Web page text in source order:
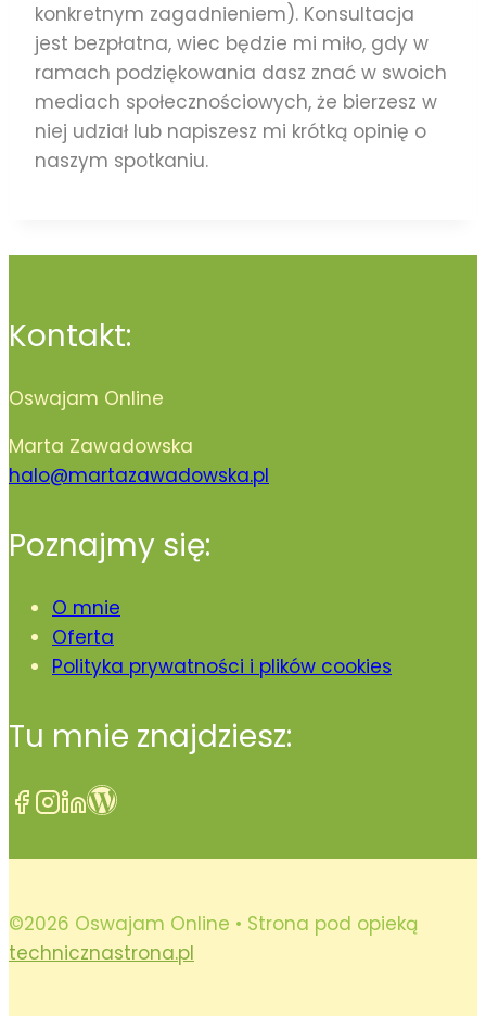
konkretnym zagadnieniem). Konsultacja
jest bezpłatna, wiec będzie mi miło, gdy w
ramach podziękowania dasz znać w swoich
mediach społecznościowych, że bierzesz w
niej udział lub napiszesz mi krótką opinię o
naszym spotkaniu.
Kontakt:
Oswajam Online
Marta Zawadowska
halo@martazawadowska.pl
Poznajmy się:
O mnie
Oferta
Polityka prywatności i plików cookies
Tu mnie znajdziesz:
©2026 Oswajam Online • Strona pod opieką
technicznastrona.pl